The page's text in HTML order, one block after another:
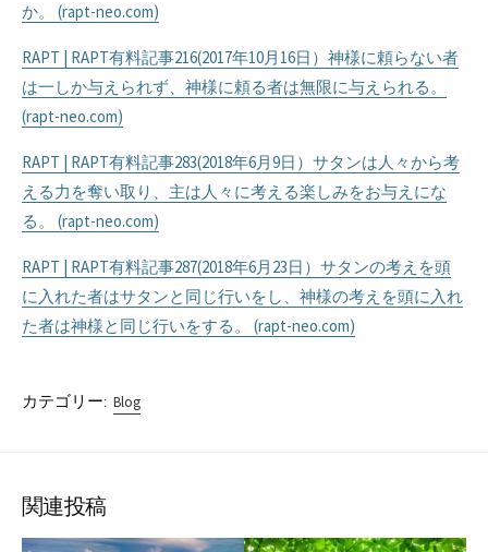
か。 (rapt-neo.com)
RAPT | RAPT有料記事216(2017年10月16日）神様に頼らない者
は一しか与えられず、神様に頼る者は無限に与えられる。
(rapt-neo.com)
RAPT | RAPT有料記事283(2018年6月9日）サタンは人々から考
える力を奪い取り、主は人々に考える楽しみをお与えにな
る。 (rapt-neo.com)
RAPT | RAPT有料記事287(2018年6月23日）サタンの考えを頭
に入れた者はサタンと同じ行いをし、神様の考えを頭に入れ
た者は神様と同じ行いをする。 (rapt-neo.com)
カテゴリー: Blog
関連投稿